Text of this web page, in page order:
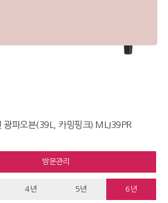
광파오븐(39L, 카밍핑크) MLJ39PR
방문관리
4년 5년 6년